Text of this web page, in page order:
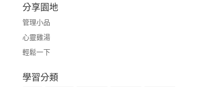
分享園地
管理小品
心靈雞湯
輕鬆一下
學習分類